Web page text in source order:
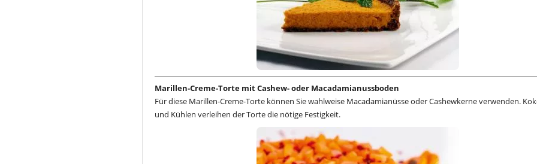
Marillen-Creme-Torte mit Cashew- oder Macadamianussboden
Für diese Marillen-Creme-Torte können Sie wahlweise Macadamianüsse oder Cashewkerne verwenden.
und Kühlen verleihen der Torte die nötige Festigkeit.